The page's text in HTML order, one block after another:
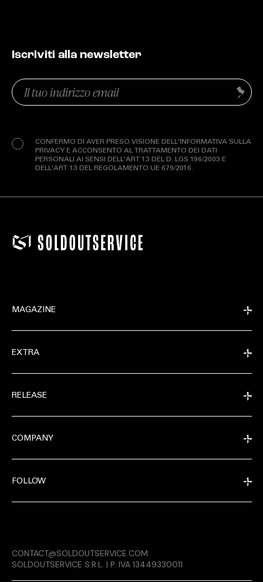
RELEASE
Iscriviti alla newsletter
Email
(Obbligatorio)
CONFERMO DI AVER PRESO VISIONE DELL'INFORMATIVA SULLA
PRIVACY E ACCONSENTO AL TRATTAMENTO DEI DATI
PERSONALI AI SENSI DELL'ART 13 DEL D. LGS 196/2003 E
DELL'ART 13 DEL REGOLAMENTO UE 679/2016.
Invia
MAGAZINE
EXTRA
RELEASE
COMPANY
FOLLOW
CONTACT@SOLDOUTSERVICE.COM
SOLDOUTSERVICE S.R.L. | P. IVA 13449330011